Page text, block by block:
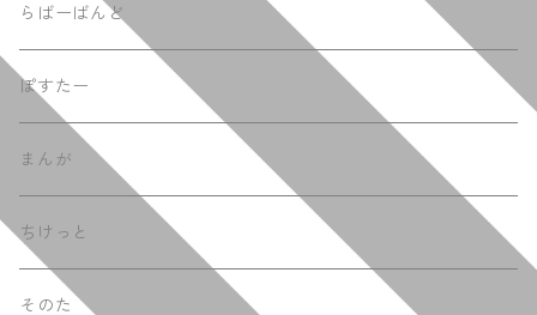
らばーばんど
ぽすたー
まんが
ちけっと
そのた